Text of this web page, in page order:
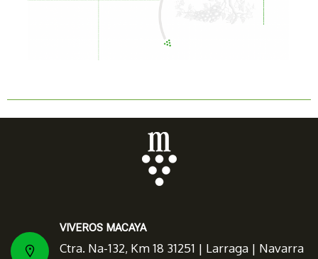
VIVEROS MACAYA
Ctra. Na-132, Km 18 31251 | Larraga | Navarra